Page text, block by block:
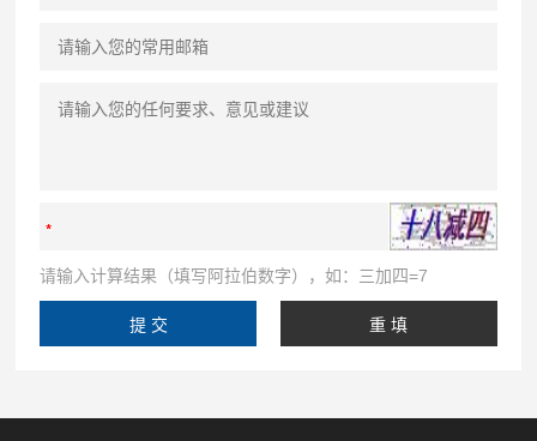
请输入计算结果（填写阿拉伯数字），如：三加四=7